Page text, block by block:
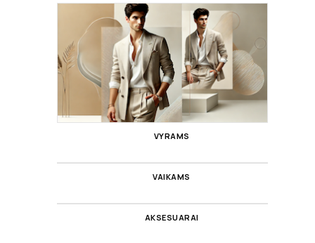
VYRAMS
VAIKAMS
AKSESUARAI